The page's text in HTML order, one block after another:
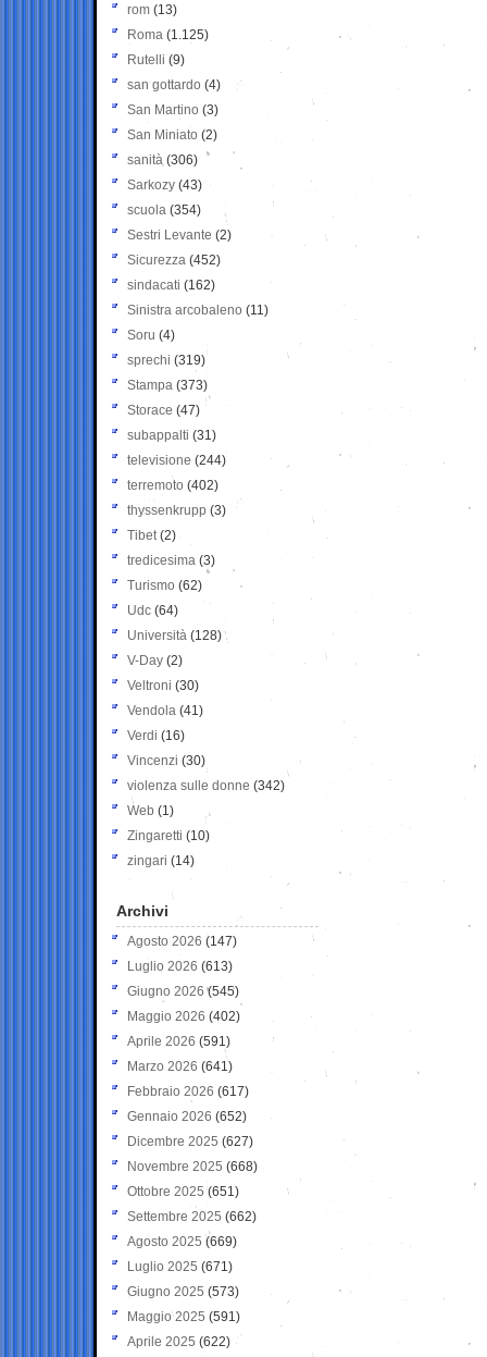
rom (13)
Roma (1.125)
Rutelli (9)
san gottardo (4)
San Martino (3)
San Miniato (2)
sanità (306)
Sarkozy (43)
scuola (354)
Sestri Levante (2)
Sicurezza (452)
sindacati (162)
Sinistra arcobaleno (11)
Soru (4)
sprechi (319)
Stampa (373)
Storace (47)
subappalti (31)
televisione(244)
terremoto (402)
thyssenkrupp (3)
Tibet(2)
tredicesima (3)
Turismo (62)
Udc (64)
Università (128)
V-Day (2)
Veltroni (30)
Vendola (41)
Verdi (16)
Vincenzi (30)
violenza sulle donne (342)
Web (1)
Zingaretti (10)
zingari (14)
Archivi
Agosto 2026 (147)
Luglio 2026 (613)
Giugno 2026 (545)
Maggio 2026 (402)
Aprile 2026 (591)
Marzo 2026 (641)
Febbraio 2026 (617)
Gennaio 2026 (652)
Dicembre 2025 (627)
Novembre 2025 (668)
Ottobre 2025 (651)
Settembre 2025 (662)
Agosto 2025 (669)
Luglio 2025 (671)
Giugno 2025 (573)
Maggio 2025 (591)
Aprile 2025 (622)